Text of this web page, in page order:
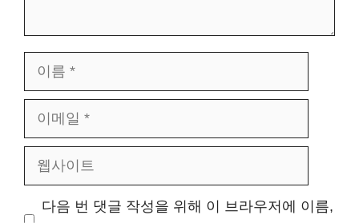
름
메
사
다음 번 댓글 작성을 위해 이 브라우저에 이름,